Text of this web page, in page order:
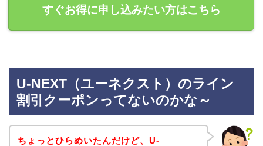
すぐお得に申し込みたい方はこちら
U-NEXT（ユーネクスト）のライン
割引クーポンってないのかな～
ちょっとひらめいたんだけど、U-